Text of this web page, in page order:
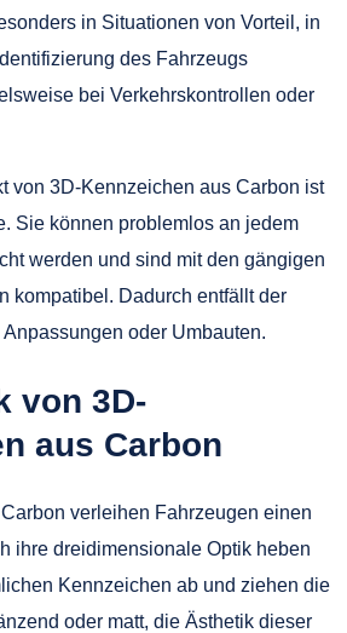
in Situationen von Vorteil, in
des Fahrzeugs
bei Verkehrskontrollen oder
von 3D-Kennzeichen aus Carbon ist
Sie können problemlos an jedem
werden und sind mit den gängigen
kompatibel. Dadurch entfällt der
oder Umbauten.
von 3D-
aus Carbon
verleihen Fahrzeugen einen
ihre dreidimensionale Optik heben
Kennzeichen ab und ziehen die
oder matt, die Ästhetik dieser